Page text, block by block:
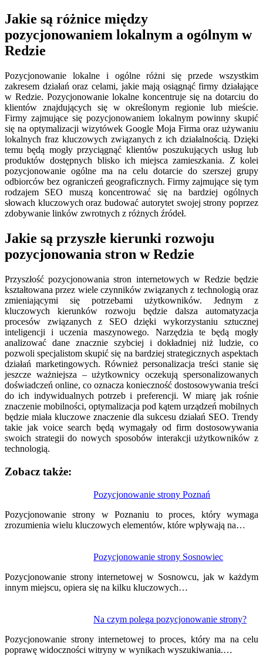
Jakie są różnice między
pozycjonowaniem lokalnym a ogólnym w
Redzie
Pozycjonowanie lokalne i ogólne różni się przede wszystkim
zakresem działań oraz celami, jakie mają osiągnąć firmy działające
w Redzie. Pozycjonowanie lokalne koncentruje się na dotarciu do
klientów znajdujących się w określonym regionie lub mieście.
Firmy zajmujące się pozycjonowaniem lokalnym powinny skupić
się na optymalizacji wizytówek Google Moja Firma oraz używaniu
lokalnych fraz kluczowych związanych z ich działalnością. Dzięki
temu będą mogły przyciągnąć klientów poszukujących usług lub
produktów dostępnych blisko ich miejsca zamieszkania. Z kolei
pozycjonowanie ogólne ma na celu dotarcie do szerszej grupy
odbiorców bez ograniczeń geograficznych. Firmy zajmujące się tym
rodzajem SEO muszą koncentrować się na bardziej ogólnych
słowach kluczowych oraz budować autorytet swojej strony poprzez
zdobywanie linków zwrotnych z różnych źródeł.
Jakie są przyszłe kierunki rozwoju
pozycjonowania stron w Redzie
Przyszłość pozycjonowania stron internetowych w Redzie będzie
kształtowana przez wiele czynników związanych z technologią oraz
zmieniającymi się potrzebami użytkowników. Jednym z
kluczowych kierunków rozwoju będzie dalsza automatyzacja
procesów związanych z SEO dzięki wykorzystaniu sztucznej
inteligencji i uczenia maszynowego. Narzędzia te będą mogły
analizować dane znacznie szybciej i dokładniej niż ludzie, co
pozwoli specjalistom skupić się na bardziej strategicznych aspektach
działań marketingowych. Również personalizacja treści stanie się
jeszcze ważniejsza – użytkownicy oczekują spersonalizowanych
doświadczeń online, co oznacza konieczność dostosowywania treści
do ich indywidualnych potrzeb i preferencji. W miarę jak rośnie
znaczenie mobilności, optymalizacja pod kątem urządzeń mobilnych
będzie miała kluczowe znaczenie dla sukcesu działań SEO. Trendy
takie jak voice search będą wymagały od firm dostosowywania
swoich strategii do nowych sposobów interakcji użytkowników z
technologią.
Zobacz także:
Pozycjonowanie strony Poznań
Pozycjonowanie strony w Poznaniu to proces, który wymaga
zrozumienia wielu kluczowych elementów, które wpływają na…
Pozycjonowanie strony Sosnowiec
Pozycjonowanie strony internetowej w Sosnowcu, jak w każdym
innym miejscu, opiera się na kilku kluczowych…
Na czym polega pozycjonowanie strony?
Pozycjonowanie strony internetowej to proces, który ma na celu
poprawę widoczności witryny w wynikach wyszukiwania.…
wpisu